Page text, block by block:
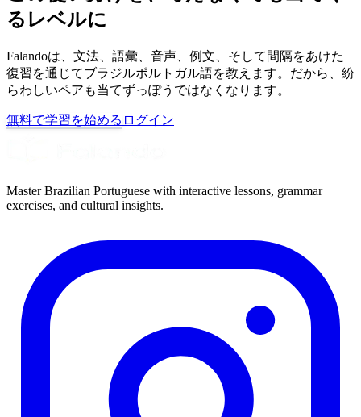
るレベルに
Falandoは、文法、語彙、音声、例文、そして間隔をあけた
復習を通じてブラジルポルトガル語を教えます。だから、紛
らわしいペアも当てずっぽうではなくなります。
無料で学習を始める ログイン
Master Brazilian Portuguese with interactive lessons, grammar
exercises, and cultural insights.